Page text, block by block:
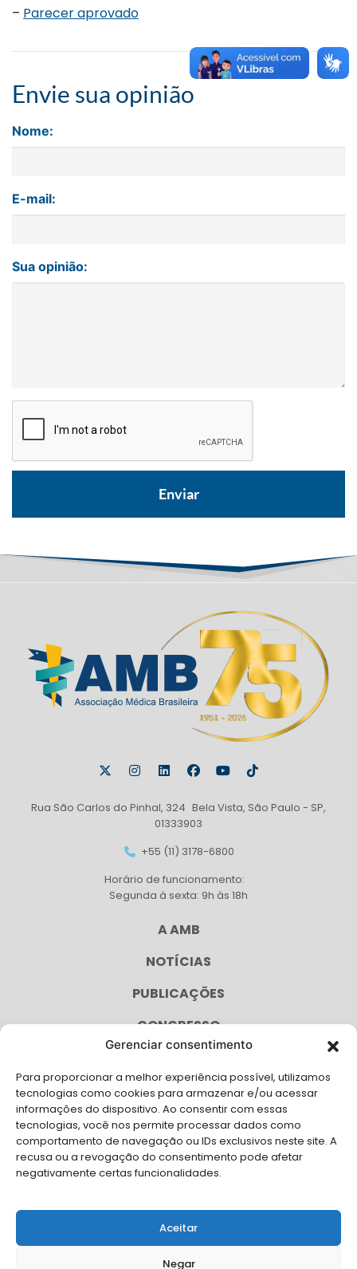
Gerenciar consentimento
Para proporcionar a melhor experiência possível, utilizamos
tecnologias como cookies para armazenar e/ou acessar
informações do dispositivo. Ao consentir com essas
tecnologias, você nos permite processar dados como
comportamento de navegação ou IDs exclusivos neste site. A
recusa ou a revogação do consentimento pode afetar
negativamente certas funcionalidades.
Aceitar
Negar
– Parecer aprovado
Envie sua opinião
Nome:
E-mail:
Sua opinião:
Rua São Carlos do Pinhal, 324 Bela Vista, São Paulo - SP,
01333903
+55 (11) 3178-6800
Horário de funcionamento:
Segunda à sexta: 9h às 18h
A AMB
NOTÍCIAS
PUBLICAÇÕES
CONGRESSO
CAMPANHAS
SERVIÇOS
FILIADAS
FALE CONOSCO
Solicite Apoio Institucional da AMB para o seu evento